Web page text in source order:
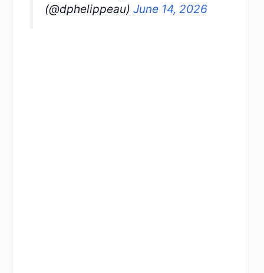
(@dphelippeau) June 14, 2026